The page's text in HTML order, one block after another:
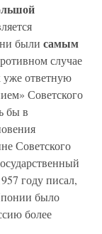
были самым
случае
уже ответную
Советского
бы в
Советского
году писал,
было
более